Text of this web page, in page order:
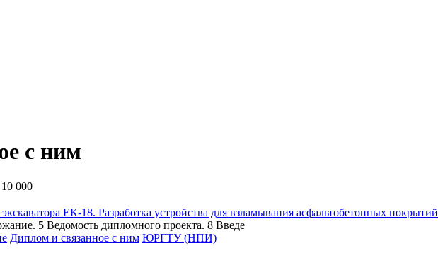
с ним
000
ЕК-18. Разработка устройства для взламывания асфальтобетонных покрытий
5 Ведомость дипломного проекта. 8 Введе
Диплом и связанное с ним ЮРГТУ (НПИ)